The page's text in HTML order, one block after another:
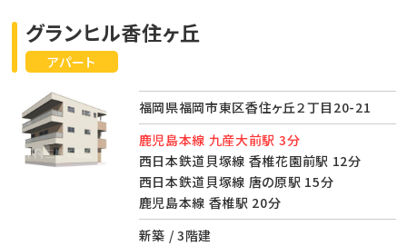
アパート
グランヒル香住ヶ丘
福岡県福岡市東区香住ヶ丘２丁目20-21
鹿児島本線 九産大前駅 3分
西日本鉄道貝塚線 香椎花園前駅 12分
西日本鉄道貝塚線 唐の原駅 15分
鹿児島本線 香椎駅 20分
新築 / 3階建